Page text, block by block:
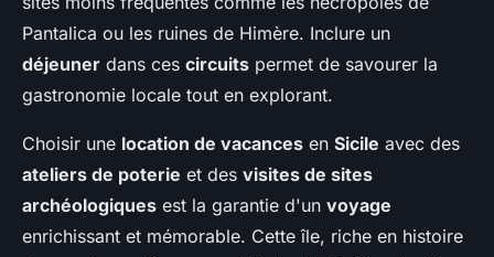
Pantalica ou les ruines de Himère. Inclure un
déjeuner dans ces circuits permet de savourer la
gastronomie locale tout en explorant.
Choisir une location de vacances en Sicile avec des
ateliers de poterie et des visites de sites
archéologiques est la garantie d'un voyage
enrichissant et mémorable. Cette île, riche en histoire